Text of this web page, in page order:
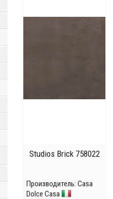
Studios Brick 758022
Производитель: Casa
Dolce Casa